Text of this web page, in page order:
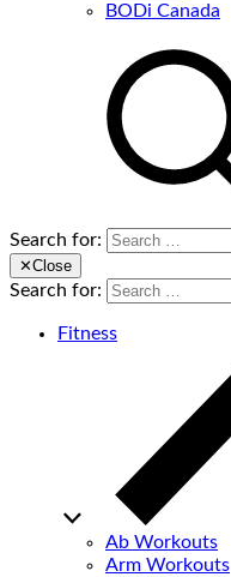
BODi Canada
Search for:
✕Close
Search for:
Fitness
Ab Workouts
Arm Workouts